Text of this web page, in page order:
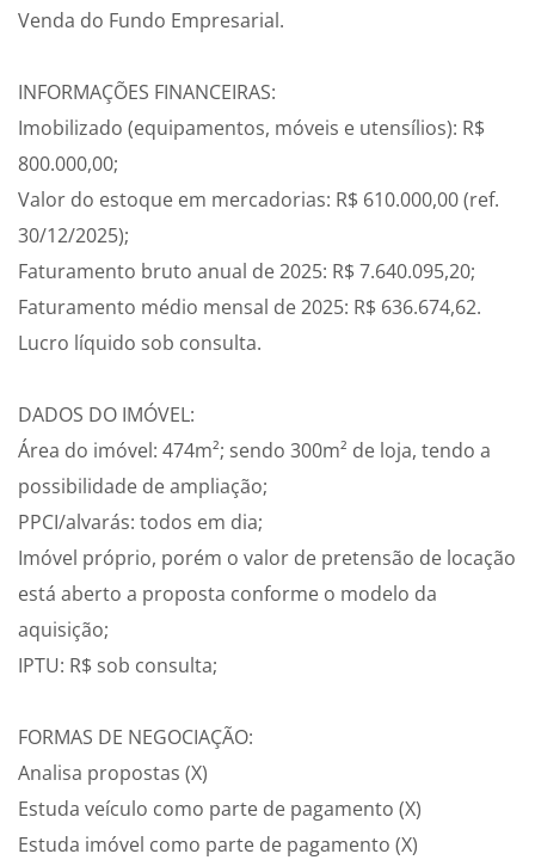
Venda do Fundo Empresarial.
INFORMAÇÕES FINANCEIRAS:
Imobilizado (equipamentos, móveis e utensílios): R$
800.000,00;
Valor do estoque em mercadorias: R$ 610.000,00 (ref.
30/12/2025);
Faturamento bruto anual de 2025: R$ 7.640.095,20;
Faturamento médio mensal de 2025: R$ 636.674,62.
Lucro líquido sob consulta.
DADOS DO IMÓVEL:
Área do imóvel: 474m²; sendo 300m² de loja, tendo a
possibilidade de ampliação;
PPCI/alvarás: todos em dia;
Imóvel próprio, porém o valor de pretensão de locação
está aberto a proposta conforme o modelo da
aquisição;
IPTU: R$ sob consulta;
FORMAS DE NEGOCIAÇÃO:
Analisa propostas (X)
Estuda veículo como parte de pagamento (X)
Estuda imóvel como parte de pagamento (X)